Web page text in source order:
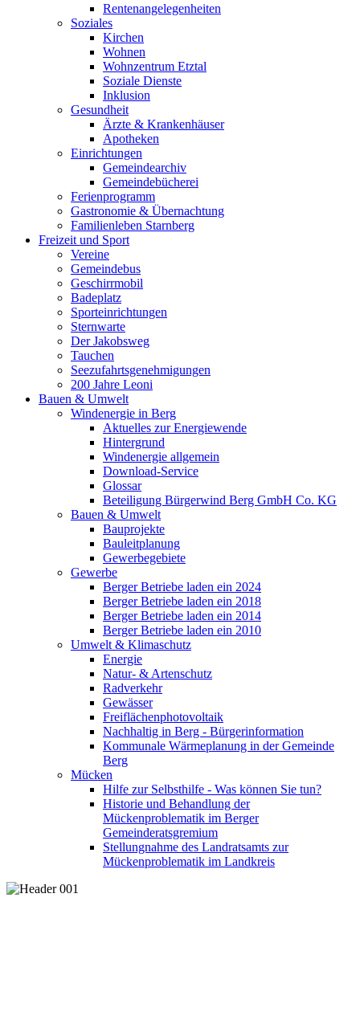
Rentenangelegenheiten
Soziales
Kirchen
Wohnen
Wohnzentrum Etztal
Soziale Dienste
Inklusion
Gesundheit
Ärzte & Krankenhäuser
Apotheken
Einrichtungen
Gemeindearchiv
Gemeindebücherei
Ferienprogramm
Gastronomie & Übernachtung
Familienleben Starnberg
Freizeit und Sport
Vereine
Gemeindebus
Geschirrmobil
Badeplatz
Sporteinrichtungen
Sternwarte
Der Jakobsweg
Tauchen
Seezufahrtsgenehmigungen
200 Jahre Leoni
Bauen & Umwelt
Windenergie in Berg
Aktuelles zur Energiewende
Hintergrund
Windenergie allgemein
Download-Service
Glossar
Beteiligung Bürgerwind Berg GmbH Co. KG
Bauen & Umwelt
Bauprojekte
Bauleitplanung
Gewerbegebiete
Gewerbe
Berger Betriebe laden ein 2024
Berger Betriebe laden ein 2018
Berger Betriebe laden ein 2014
Berger Betriebe laden ein 2010
Umwelt & Klimaschutz
Energie
Natur- & Artenschutz
Radverkehr
Gewässer
Freiflächenphotovoltaik
Nachhaltig in Berg - Bürgerinformation
Kommunale Wärmeplanung in der Gemeinde
Berg
Mücken
Hilfe zur Selbsthilfe - Was können Sie tun?
Historie und Behandlung der
Mückenproblematik im Berger
Gemeinderatsgremium
Stellungnahme des Landratsamts zur
Mückenproblematik im Landkreis